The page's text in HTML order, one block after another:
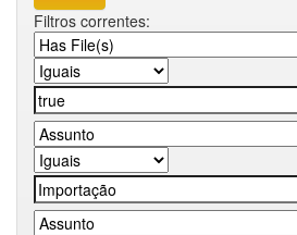
Filtros correntes: